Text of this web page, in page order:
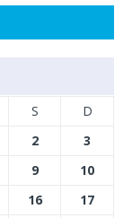
S
D
2
3
9
10
16
17